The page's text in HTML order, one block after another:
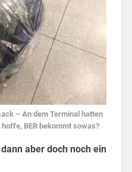
– An dem Terminal hatten
BER bekommt sowas?
aber doch noch ein